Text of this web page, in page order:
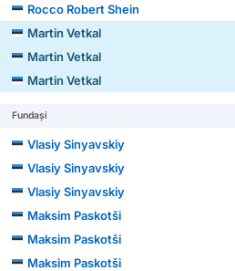
Rocco Robert Shein
Martin Vetkal
Martin Vetkal
Martin Vetkal
Fundași
Vlasiy Sinyavskiy
Vlasiy Sinyavskiy
Vlasiy Sinyavskiy
Maksim Paskotši
Maksim Paskotši
Maksim Paskotši